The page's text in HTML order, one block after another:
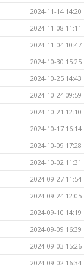
2024-11-14 14:20
2024-11-08 11:11
2024-11-04 10:47
2024-10-30 15:25
2024-10-25 14:43
2024-10-24 09:59
2024-10-21 12:10
2024-10-17 16:14
2024-10-09 17:28
2024-10-02 11:31
2024-09-27 11:54
2024-09-24 12:05
2024-09-10 14:19
2024-09-09 16:39
2024-09-03 15:26
2024-09-02 16:34